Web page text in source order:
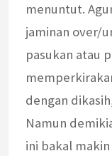
menuntut.
jaminan over/
pasukan atau
dengan
Namun
ini bakal